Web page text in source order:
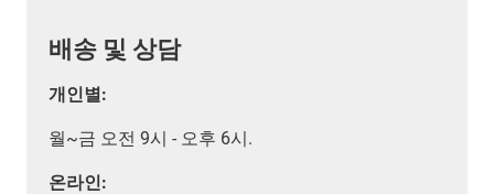
배송 및 상담
개인별:
월~금 오전 9시 - 오후 6시.
온라인: